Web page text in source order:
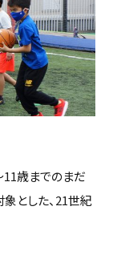
11歳までのまだ
とした、21世紀